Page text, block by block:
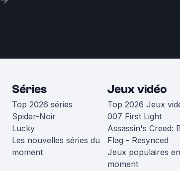
Séries
Top 2026 séries
Spider-Noir
Lucky
Les nouvelles séries du
moment
Jeux vidéo
Top 2026 Jeux
007 First Light
Assassin's Creed:
Flag - Resynced
Jeux populaires
moment